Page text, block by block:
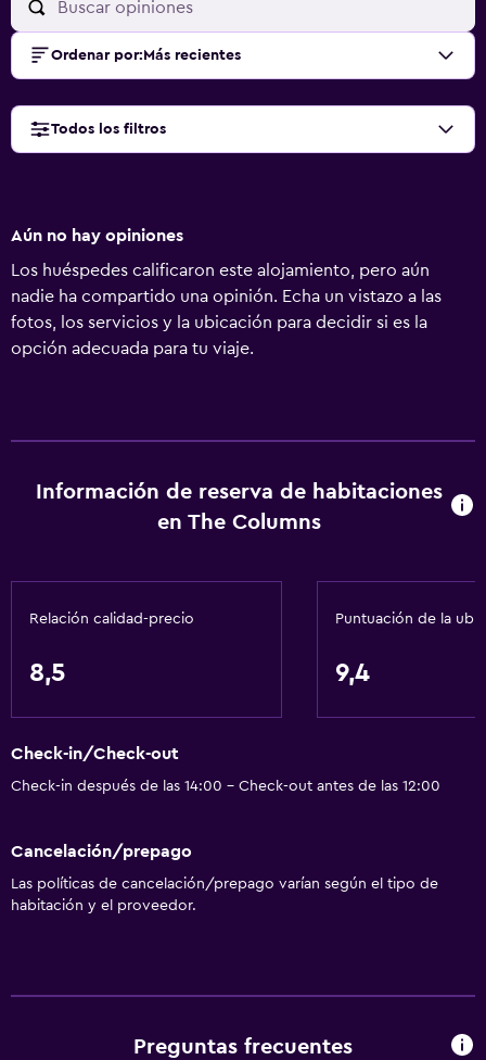
Ordenar por: Más recientes
Todos los filtros
Aún no hay opiniones
Los huéspedes calificaron este alojamiento, pero aún
nadie ha compartido una opinión. Echa un vistazo a las
fotos, los servicios y la ubicación para decidir si es la
opción adecuada para tu viaje.
Información de reserva de habitaciones
en The Columns
Relación calidad-precio
8,5
Puntuación de la
9,4
Check-in/Check-out
Check-in después de las 14:00 - Check-out antes de las 12:00
Cancelación/prepago
Las políticas de cancelación/prepago varían según el tipo de
habitación y el proveedor.
Preguntas frecuentes